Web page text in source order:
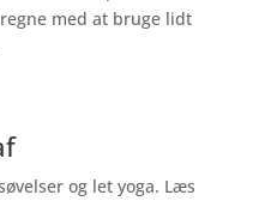
med at bruge lidt
og let yoga. Læs